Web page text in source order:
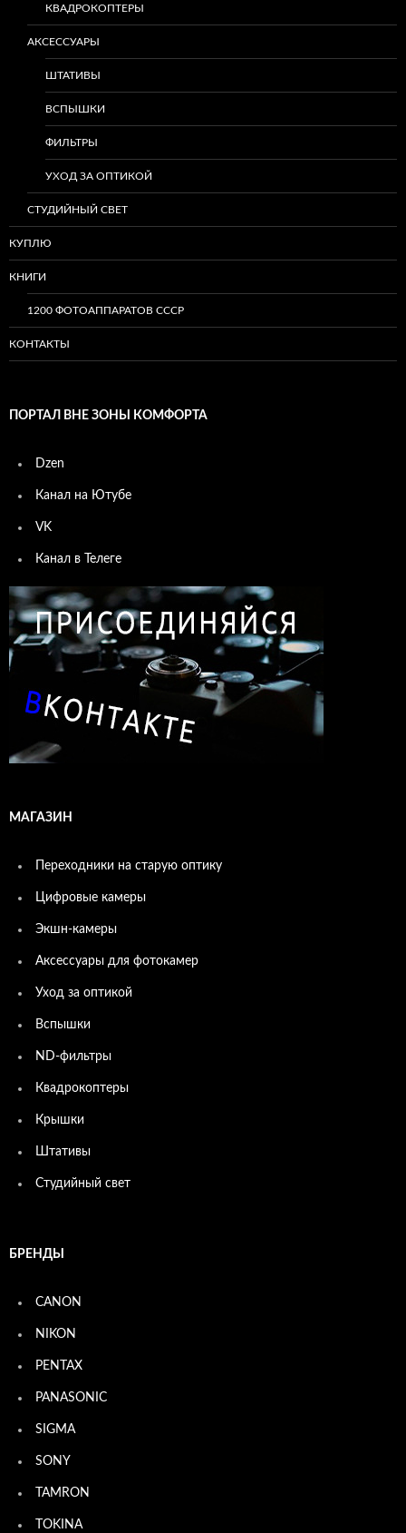
КВАДРОКОПТЕРЫ
АКСЕССУАРЫ
ШТАТИВЫ
ВСПЫШКИ
ФИЛЬТРЫ
УХОД ЗА ОПТИКОЙ
СТУДИЙНЫЙ СВЕТ
КУПЛЮ
КНИГИ
1200 ФОТОАППАРАТОВ СССР
КОНТАКТЫ
ПОРТАЛ ВНЕ ЗОНЫ КОМФОРТА
Dzen
Канал на Ютубе
VK
Канал в Телеге
МАГАЗИН
Переходники на старую оптику
Цифровые камеры
Экшн-камеры
Аксессуары для фотокамер
Уход за оптикой
Вспышки
ND-фильтры
Квадрокоптеры
Крышки
Штативы
Студийный свет
БРЕНДЫ
CANON
NIKON
PENTAX
PANASONIC
SIGMA
SONY
TAMRON
TOKINA